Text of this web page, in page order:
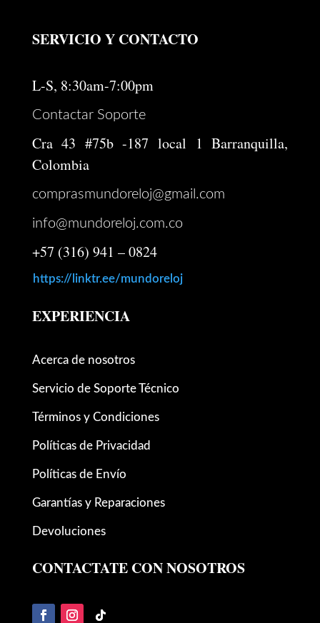
SERVICIO Y CONTACTO
L-S, 8:30am-7:00pm
Contactar Soporte
Cra 43 #75b -187 local 1 Barranquilla,
Colombia
comprasmundoreloj@gmail.com
info@mundoreloj.com.co
+57 (316) 941 – 0824
https://linktr.ee/mundoreloj
EXPERIENCIA
Acerca de nosotros
Servicio de Soporte Técnico
Términos y Condiciones
Políticas de Privacidad
Políticas de Envío
Garantías y Reparaciones
Devoluciones
CONTACTATE CON NOSOTROS